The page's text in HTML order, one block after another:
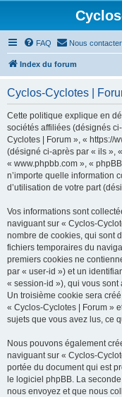
FAQ Nous contacter
Index du forum
Cyclos-Cyclotes |
Cette politique explique en
sociétés affiliées (désignés
Cyclotes | Forum », « https://
(désigné ci-après par « ils »,
« www.phpbb.com », «
n’importe quelle information
d’utilisation de votre part
Vos informations sont
naviguant sur « Cyclos-
nombre de cookies, qui sont
fichiers temporaires du
premiers cookies ne
par « user-id ») et un
« session-id »), qui vous
Un troisième cookie sera
« Cyclos-Cyclotes | Forum »
sujets que vous avez lus, ce
Nous pouvons également
naviguant sur « Cyclos-
portée du document qui est
le logiciel phpBB. La
nous envoyez et que nous